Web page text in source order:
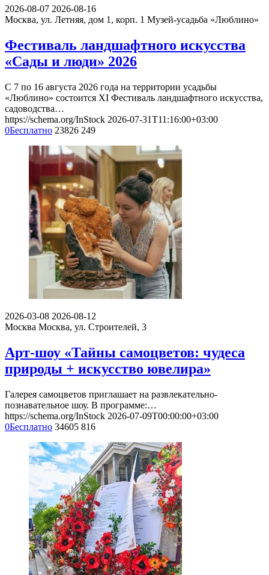
2026-08-07 2026-08-16
Москва, ул. Летняя, дом 1, корп. 1 Музей-усадьба «Люблино»
Фестиваль ландшафтного искусства
«Сады и люди» 2026
С 7 по 16 августа 2026 года на территории усадьбы
«Люблино» состоится XI Фестиваль ландшафтного искусства,
садоводства…
https://schema.org/InStock 2026-07-31T11:16:00+03:00
0Бесплатно 23826 249
2026-03-08 2026-08-12
Москва Москва, ул. Строителей, 3
Арт-шоу «Тайны самоцветов: чудеса
природы + искусство ювелира»
Галерея самоцветов приглашает на развлекательно-
познавательное шоу. В программе:…
https://schema.org/InStock 2026-07-09T00:00:00+03:00
0Бесплатно 34605 816